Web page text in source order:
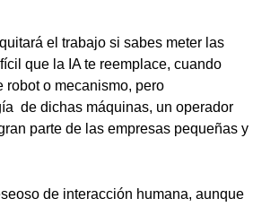
el trabajo si sabes meter las
que la IA te reemplace, cuando
robot o mecanismo, pero
de dichas máquinas, un operador
parte de las empresas pequeñas y
de interacción humana, aunque